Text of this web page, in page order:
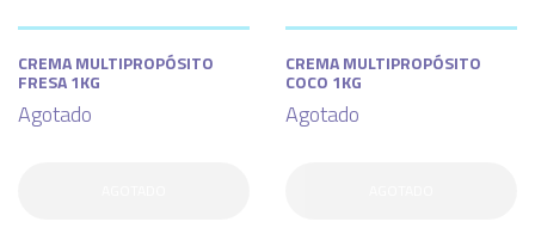
CREMA MULTIPROPÓSITO
FRESA 1KG
Agotado
CREMA MULTIPROPÓSITO
COCO 1KG
Agotado